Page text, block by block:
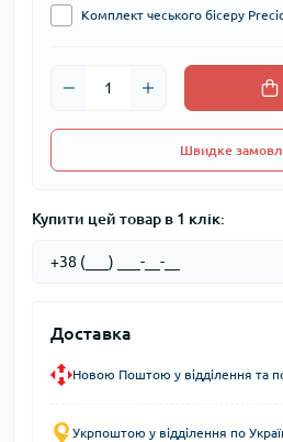
Комплект чеського бісеру
Швидке
Купити цей товар в 1 клік:
Доставка
Новою Поштою у відділення та
Укрпоштою у відділення по